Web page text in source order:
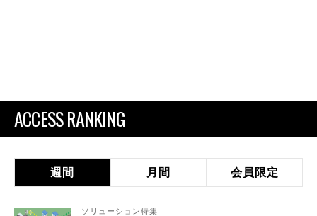
ACCESS RANKING
週間 月間 会員限定
ソリューション特集